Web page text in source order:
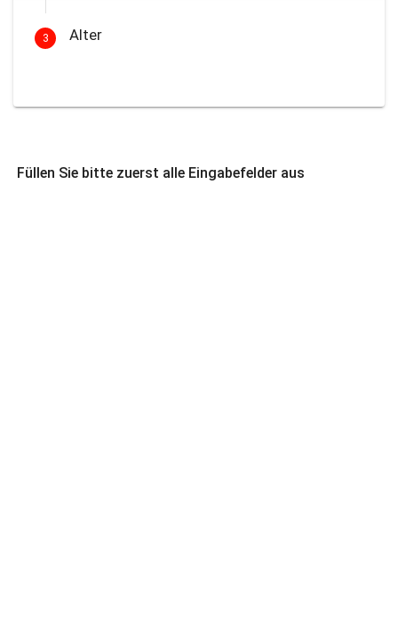
3 Alter
Füllen Sie bitte zuerst alle Eingabefelder aus